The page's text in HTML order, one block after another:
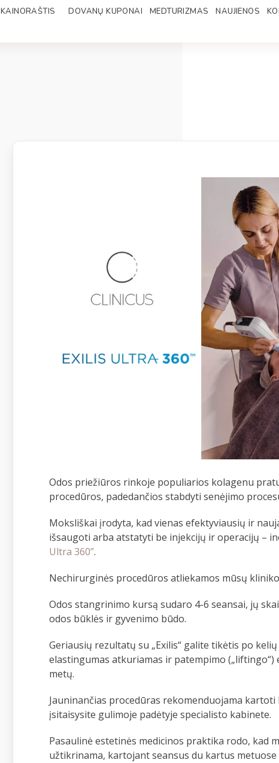
KAINORAŠTIS DOVANŲ KUPONAI MEDTURIZMAS NAUJIENOS
Odos priežiūros rinkoje populiarios kolagenu
procedūros, padedančios stabdyti senėjimo
Moksliškai įrodyta, kad vienas efektyviausių ir
išsaugoti arba atstatyti be injekcijų ir operacijų –
Ultra 360”.
Nechirurginės procedūros atliekamos mūsų
Odos stangrinimo kursą sudaro 4-6 seansai, jų
odos būklės ir gyvenimo būdo.
Geriausių rezultatų su „Exilis“ galite tikėtis po
elastingumas atkuriamas ir patempimo („liftingo“)
metų.
Jauninančias procedūras rekomenduojama
įsitaisysite gulimoje padėtyje specialisto kabinete.
Pasaulinė estetinės medicinos praktika rodo, kad
užtikrinama, kartojant seansus du kartus metuose